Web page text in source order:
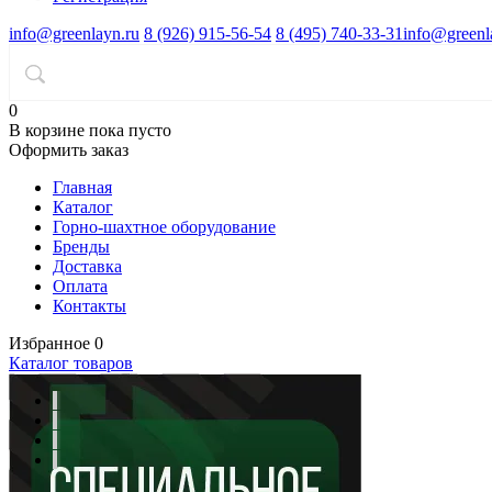
info@greenlayn.ru 8 (926) 915-56-54 8 (495) 740-33-31
0
В корзине пока пусто
Оформить заказ
Главная
Каталог
Горно-шахтное оборудование
Бренды
Доставка
Оплата
Контакты
Избранное 0
Каталог товаров